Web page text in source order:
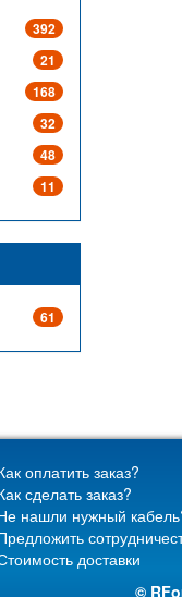
392
21
168
32
48
11
61
оплатить заказ?
сделать заказ?
нашли нужный
доставки
©